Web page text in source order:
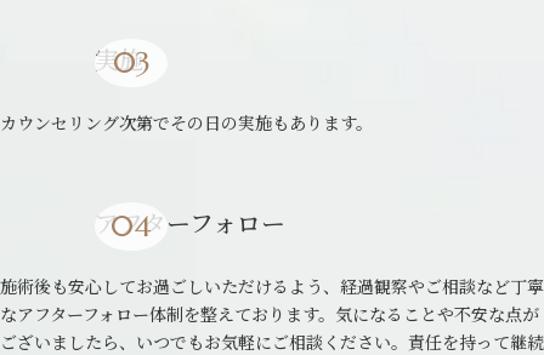
実施
カウンセリング次第でその日の実施もあります。
アフターフォロー
施術後も安心してお過ごしいただけるよう、経過観察やご相談など丁寧
なアフターフォロー体制を整えております。気になることや不安な点が
ございましたら、いつでもお気軽にご相談ください。責任を持って継続